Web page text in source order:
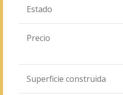
Estado
Precio
Superficie construida